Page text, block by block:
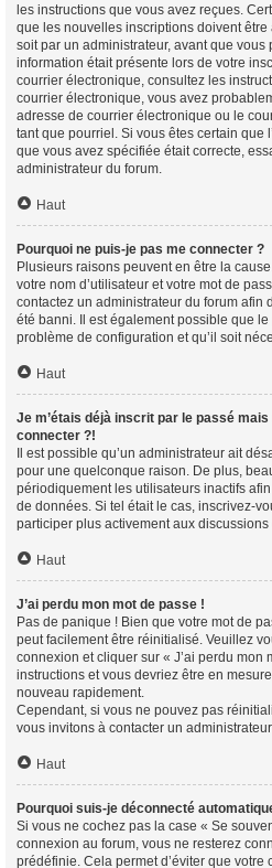
les instructions que vous avez reçues.
que les nouvelles inscriptions doivent
soit par un administrateur, avant que
information était présente lors de votre
courrier électronique, consultez les
courrier électronique, vous avez
adresse de courrier électronique ou le
tant que pourriel. Si vous êtes certain que
que vous avez spécifiée était correcte,
administrateur du forum.
Haut
Pourquoi ne puis-je pas me connecter ?
Plusieurs raisons peuvent en être la
votre nom d’utilisateur et votre mot de
contactez un administrateur du forum afin
été banni. Il est également possible que
problème de configuration et qu’il soit
Haut
Je m’étais déjà inscrit par le passé
connecter ?!
Il est possible qu’un administrateur ait
pour une quelconque raison. De plus,
périodiquement les utilisateurs inactifs
de données. Si tel était le cas, inscrivez-
participer plus activement aux discussions
Haut
J’ai perdu mon mot de passe !
Pas de panique ! Bien que votre mot de
peut facilement être réinitialisé. Veuillez
connexion et cliquer sur « J’ai perdu mon
instructions et vous devriez être en
nouveau rapidement.
Cependant, si vous ne pouvez pas
vous invitons à contacter un
Haut
Pourquoi suis-je déconnecté
Si vous ne cochez pas la case « Se
connexion au forum, vous ne resterez
prédéfinie. Cela permet d’éviter que votre